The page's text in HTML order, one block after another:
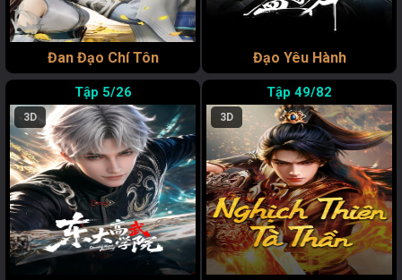
Đan Đạo Chí Tôn Đạo Yêu Hành
5/26
3D
49/82
3D